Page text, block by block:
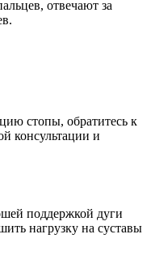
отвечают за
стопы, обратитесь к
консультации и
поддержкой дуги
нагрузку на суставы